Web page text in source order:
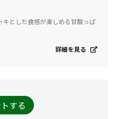
キとした食感が楽しめる甘酸っぱ
詳細を見る
する